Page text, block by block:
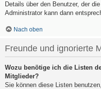
Details über den Benutzer, der
Administrator kann dann
Nach oben
Freunde und ignorierte
Wozu benötige ich die Listen
Mitglieder?
Sie können diese Listen